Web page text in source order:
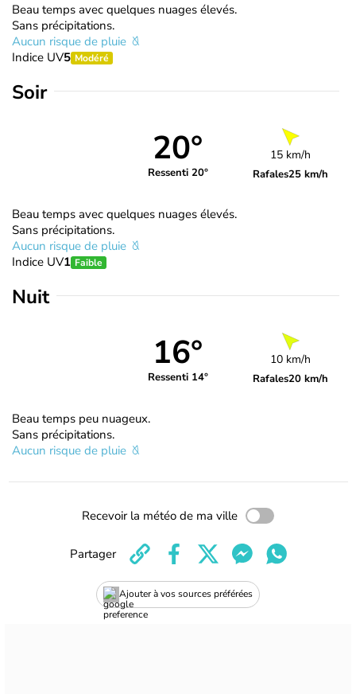
Beau temps avec quelques nuages élevés.
Sans précipitations.
Aucun risque de pluie
Indice UV5 Modéré
Soir
20°
Ressenti 20°
15 km/h
Rafales25 km/h
Beau temps avec quelques nuages élevés.
Sans précipitations.
Aucun risque de pluie
Indice UV1 Faible
Nuit
16°
Ressenti 14°
10 km/h
Rafales20 km/h
Beau temps peu nuageux.
Sans précipitations.
Aucun risque de pluie
Recevoir la météo de ma ville
Ajouter à vos sources préférées
Partager